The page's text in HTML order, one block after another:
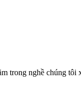
trong nghề chúng tôi